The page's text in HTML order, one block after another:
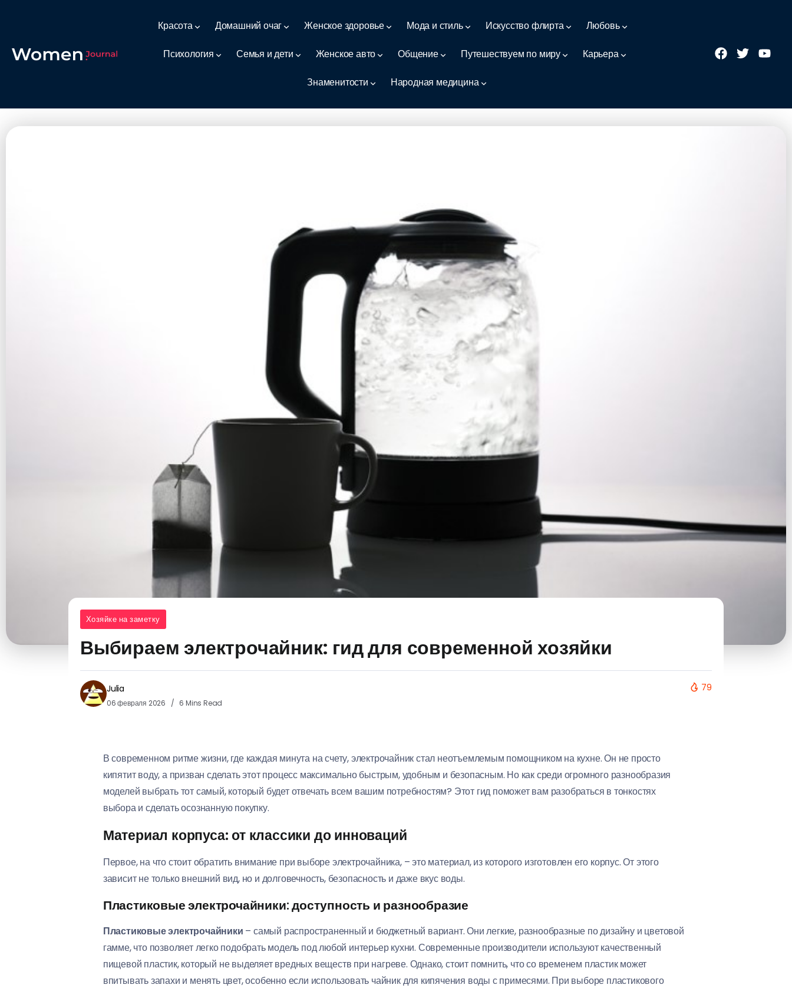
Красота Домашний очаг Женское здоровье Мода и стиль Искусство флирта Любовь
Психология Семья и дети Женское авто Общение Путешествуем по миру Карьера
Знаменитости Народная медицина
Хозяйке на заметку
Выбираем электрочайник: гид для современной хозяйки
Julia
06 февраля 2026 6 Mins Read
79
В современном ритме жизни, где каждая минута на счету, электрочайник стал неотъемлемым помощником на кухне. Он не просто
кипятит воду, а призван сделать этот процесс максимально быстрым, удобным и безопасным. Но как среди огромного разнообразия
моделей выбрать тот самый, который будет отвечать всем вашим потребностям? Этот гид поможет вам разобраться в тонкостях
выбора и сделать осознанную покупку.
Материал корпуса: от классики до инноваций
Первое, на что стоит обратить внимание при выборе электрочайника, – это материал, из которого изготовлен его корпус. От этого
зависит не только внешний вид, но и долговечность, безопасность и даже вкус воды.
Пластиковые электрочайники: доступность и разнообразие
Пластиковые электрочайники – самый распространенный и бюджетный вариант. Они легкие, разнообразные по дизайну и цветовой
гамме, что позволяет легко подобрать модель под любой интерьер кухни. Современные производители используют качественный
пищевой пластик, который не выделяет вредных веществ при нагреве. Однако, стоит помнить, что со временем пластик может
впитывать запахи и менять цвет, особенно если использовать чайник для кипячения воды с примесями. При выборе пластикового